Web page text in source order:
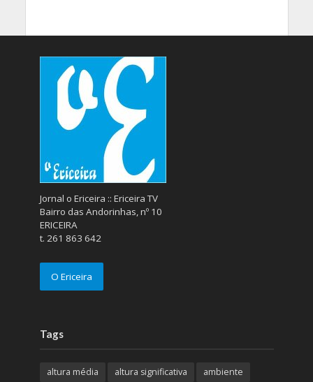
Jornal o Ericeira :: Ericeira TV
Bairro das Andorinhas, nº 10
ERICEIRA
t. 261 863 642
O Ericeira
Tags
altura média altura significativa
ambiente